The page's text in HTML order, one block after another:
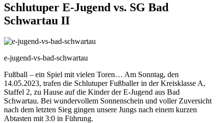
Schlutuper E-Jugend vs. SG Bad
Schwartau II
e-jugend-vs-bad-schwartau
Fußball – ein Spiel mit vielen Toren… Am Sonntag, den
14.05.2023, trafen die Schlutuper Fußballer in der Kreisklasse A,
Staffel 2, zu Hause auf die Kinder der E-Jugend aus Bad
Schwartau. Bei wundervollem Sonnenschein und voller Zuversicht
nach dem letzten Sieg gingen unsere Jungs nach einem kurzen
Abtasten mit 3:0 in Führung.